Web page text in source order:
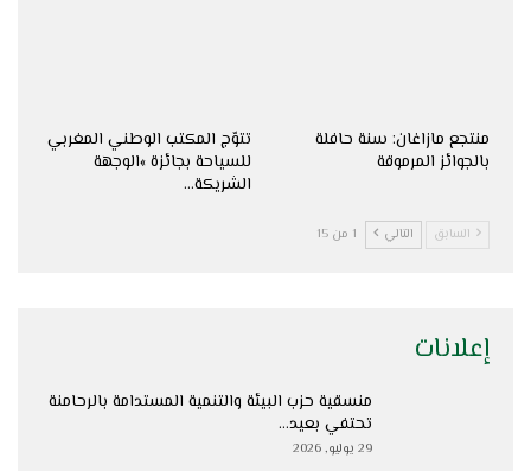
منتجع مازاغان: سنة حافلة
بالجوائز المرموقة
تتوّج المكتب الوطني المغربي
للسياحة بجائزة »الوجهة
الشريكة…
السابق التالي 1 من 15
إعلانات
منسقية حزب البيئة والتنمية المستدامة بالرحامنة
تحتفي بعيد…
29 يوليو, 2026